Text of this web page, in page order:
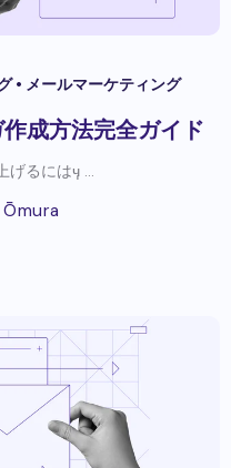
• メールマーケティング
作成方法完全ガイド
げるにはӌ ...